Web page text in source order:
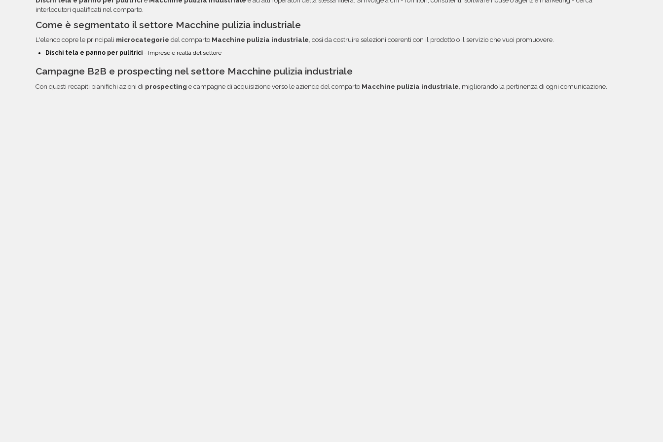
interlocutori qualificati nel comparto.
Come è segmentato il settore Macchine pulizia industriale
L'elenco copre le principali microcategorie del comparto Macchine pulizia industriale, così da costruire selezioni coerenti con il prodotto o il servizio che vuoi promuovere.
Dischi tela e panno per pulitrici - Imprese e realtà del settore
Campagne B2B e prospecting nel settore Macchine pulizia industriale
Con questi recapiti pianifichi azioni di prospecting e campagne di acquisizione verso le aziende del comparto Macchine pulizia industriale , migliorando la pertinenza di ogni comunicazione.